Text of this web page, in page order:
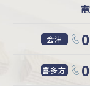
会津
喜多方